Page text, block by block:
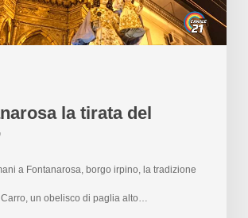
la tirata del
a Fontanarosa, borgo irpino, la tradizione
un obelisco di paglia alto…